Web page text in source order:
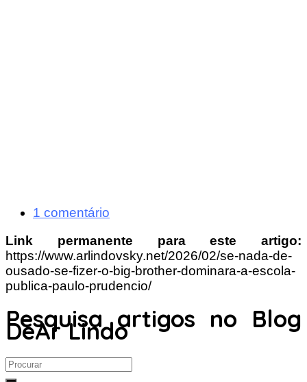
1 comentário
Link permanente para este artigo:
https://www.arlindovsky.net/2026/02/se-nada-de-
ousado-se-fizer-o-big-brother-dominara-a-escola-
publica-paulo-prudencio/
Pesquisa artigos no Blog
DeAr Lindo
Search
for: